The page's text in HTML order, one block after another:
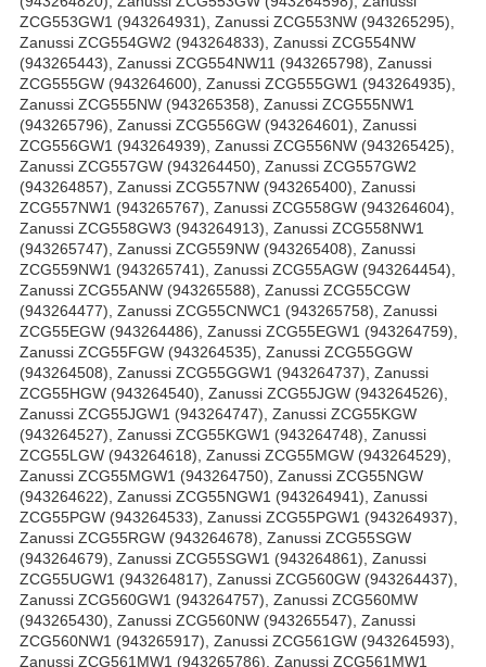
ZCG553GW1 (943264931), Zanussi ZCG553NW (943265295),
Zanussi ZCG554GW2 (943264833), Zanussi ZCG554NW
(943265443), Zanussi ZCG554NW11 (943265798), Zanussi
ZCG555GW (943264600), Zanussi ZCG555GW1 (943264935),
Zanussi ZCG555NW (943265358), Zanussi ZCG555NW1
(943265796), Zanussi ZCG556GW (943264601), Zanussi
ZCG556GW1 (943264939), Zanussi ZCG556NW (943265425),
Zanussi ZCG557GW (943264450), Zanussi ZCG557GW2
(943264857), Zanussi ZCG557NW (943265400), Zanussi
ZCG557NW1 (943265767), Zanussi ZCG558GW (943264604),
Zanussi ZCG558GW3 (943264913), Zanussi ZCG558NW1
(943265747), Zanussi ZCG559NW (943265408), Zanussi
ZCG559NW1 (943265741), Zanussi ZCG55AGW (943264454),
Zanussi ZCG55ANW (943265588), Zanussi ZCG55CGW
(943264477), Zanussi ZCG55CNWC1 (943265758), Zanussi
ZCG55EGW (943264486), Zanussi ZCG55EGW1 (943264759),
Zanussi ZCG55FGW (943264535), Zanussi ZCG55GGW
(943264508), Zanussi ZCG55GGW1 (943264737), Zanussi
ZCG55HGW (943264540), Zanussi ZCG55JGW (943264526),
Zanussi ZCG55JGW1 (943264747), Zanussi ZCG55KGW
(943264527), Zanussi ZCG55KGW1 (943264748), Zanussi
ZCG55LGW (943264618), Zanussi ZCG55MGW (943264529),
Zanussi ZCG55MGW1 (943264750), Zanussi ZCG55NGW
(943264622), Zanussi ZCG55NGW1 (943264941), Zanussi
ZCG55PGW (943264533), Zanussi ZCG55PGW1 (943264937),
Zanussi ZCG55RGW (943264678), Zanussi ZCG55SGW
(943264679), Zanussi ZCG55SGW1 (943264861), Zanussi
ZCG55UGW1 (943264817), Zanussi ZCG560GW (943264437),
Zanussi ZCG560GW1 (943264757), Zanussi ZCG560MW
(943265430), Zanussi ZCG560NW (943265547), Zanussi
ZCG560NW1 (943265917), Zanussi ZCG561GW (943264593),
Zanussi ZCG561MW1 (943265786), Zanussi ZCG561MW1